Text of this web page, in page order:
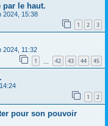
par le haut.
2024, 15:38
1 2 3
2024, 11:32
1 42 43 44 45
1 2
pour son pouvoir